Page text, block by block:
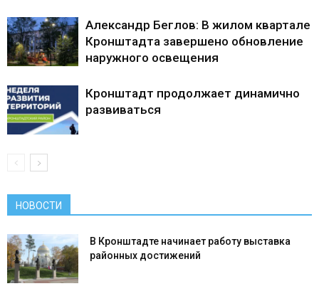
Александр Беглов: В жилом квартале
Кронштадта завершено обновление
наружного освещения
Кронштадт продолжает динамично
развиваться
НОВОСТИ
В Кронштадте начинает работу выставка
районных достижений